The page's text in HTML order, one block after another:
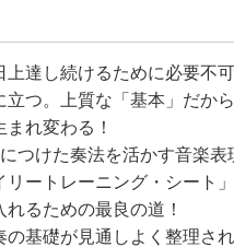
達し続けるために必要不
つ。上質な「基本」だか
れ変わる！
つけた奏法を活かす音楽
ートレーニング・シート
るための最良の道！
基礎が見通しよく整理さ